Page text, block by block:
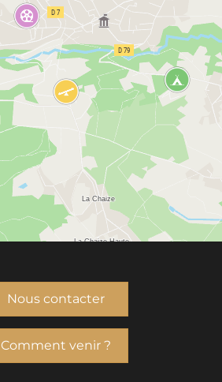
Nous contacter
Comment venir ?